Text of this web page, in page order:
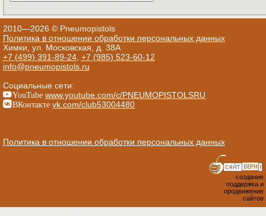
2010—2026 © Pneumopistols
Политика в отношении обработки персональных данных
Химки, ул. Московская, д. 38А
+7 (499) 391-89-24, +7 (985) 523-60-12
info@pneumopistols.ru
Социальные сети:
YouTube www.youtube.com/c/PNEUMOPISTOLSRU
ВКонтакте vk.com/club53004480
Политика в отношении обработки персональных данных
создание
поддержка и
продвижение
сайтов